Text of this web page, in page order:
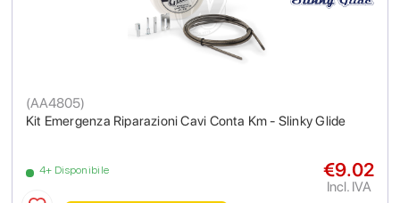
Kit Emergenza Riparazioni Cavi Conta Km - Slinky Glide
(AA4805)
4+ Disponibile €9.02
Incl. IVA